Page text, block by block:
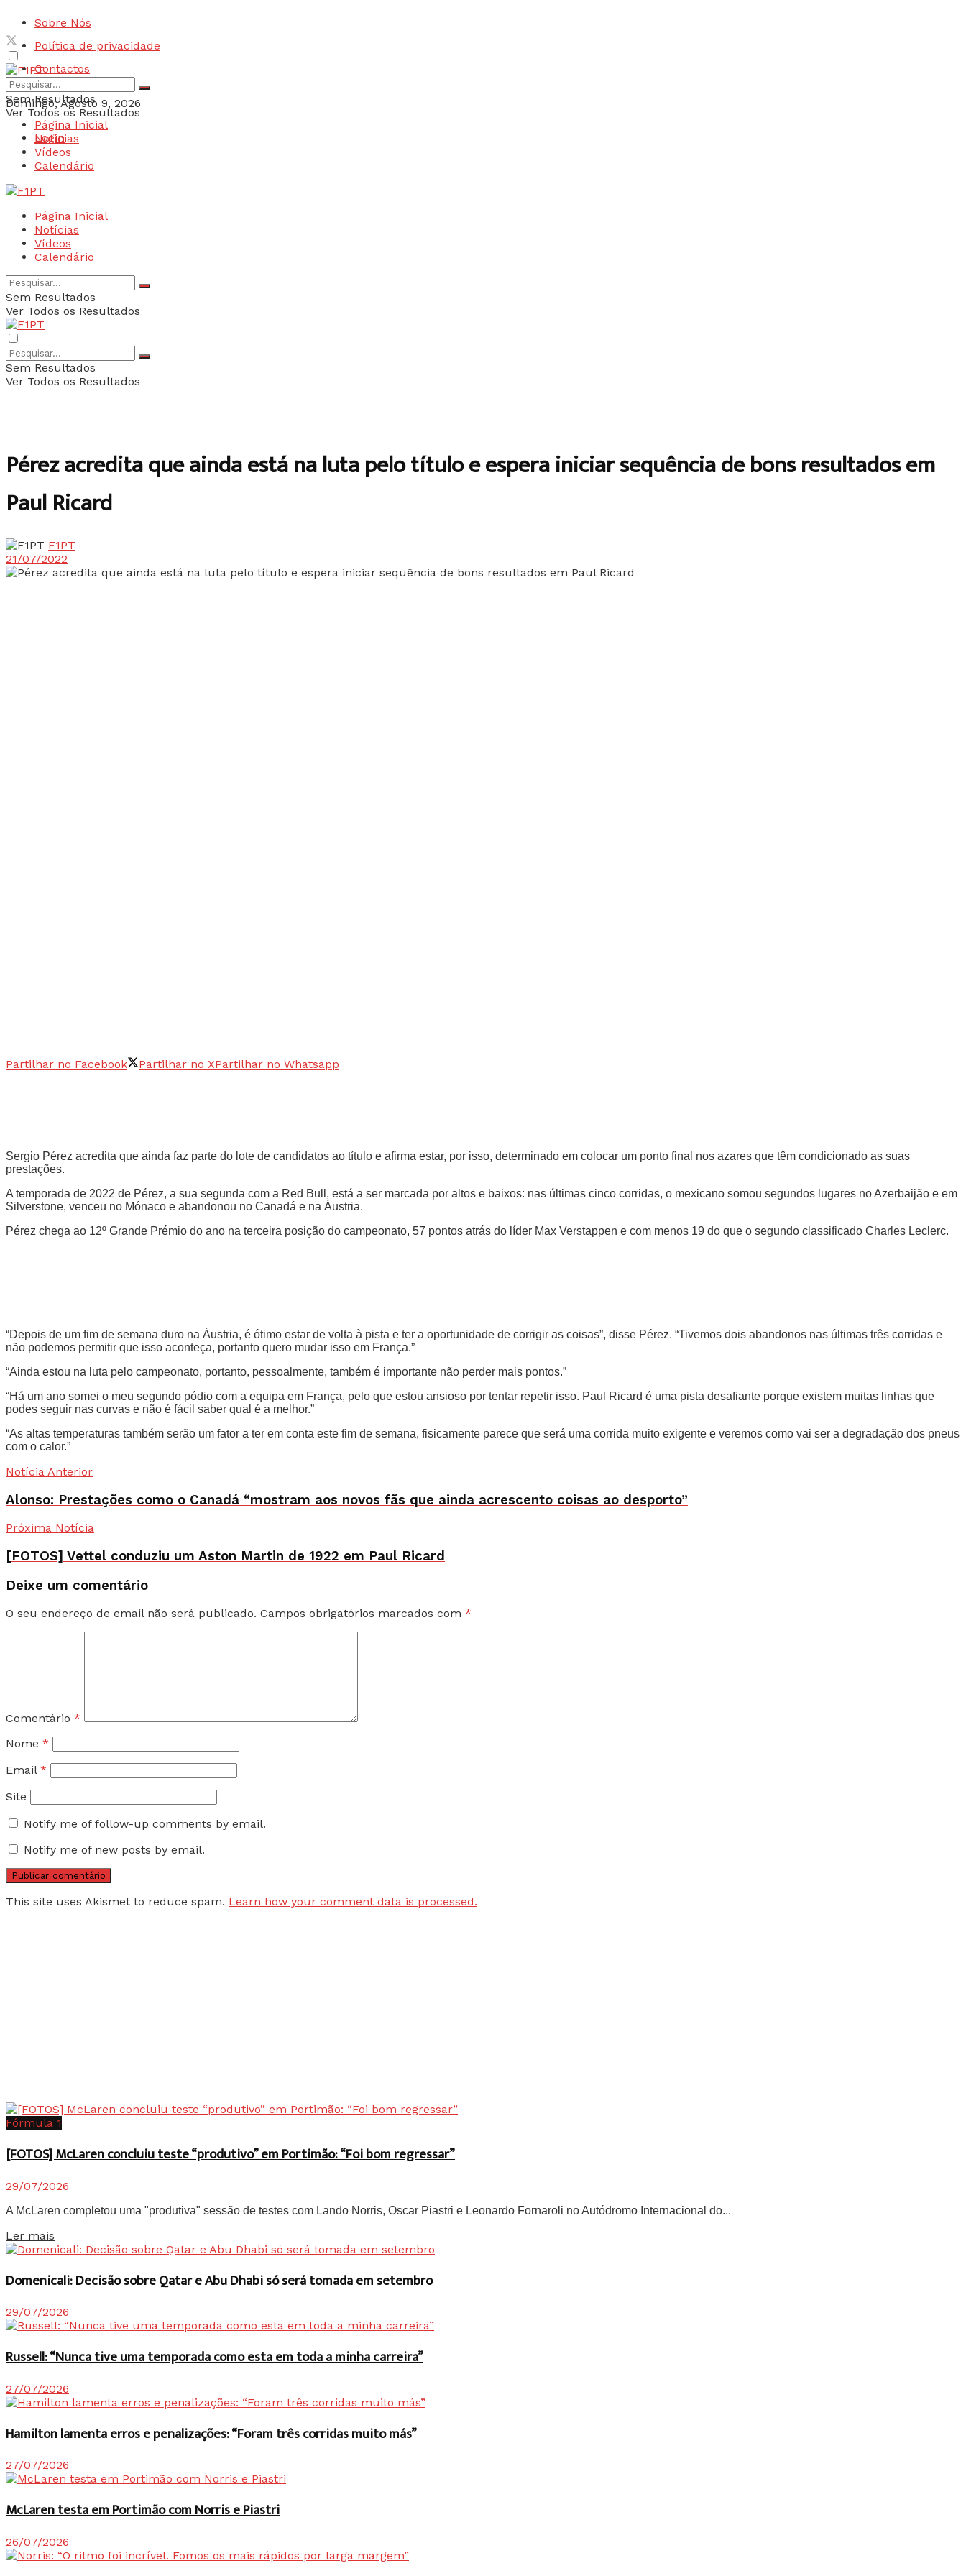
Sobre Nós
Política de privacidade
Contactos
Domingo, Agosto 9, 2026
Login
Sem Resultados
Ver Todos os Resultados
Página Inicial
Notícias
Vídeos
Calendário
Página Inicial
Notícias
Vídeos
Calendário
Sem Resultados
Ver Todos os Resultados
Sem Resultados
Ver Todos os Resultados
Pérez acredita que ainda está na luta pelo título e espera iniciar sequência de bons resultados em
Paul Ricard
F1PT
21/07/2022
Partilhar no Facebook Partilhar no XPartilhar no Whatsapp
Sergio Pérez acredita que ainda faz parte do lote de candidatos ao título e afirma estar, por isso, determinado em colocar um ponto final nos azares que têm condicionado as suas
prestações.
A temporada de 2022 de Pérez, a sua segunda com a Red Bull, está a ser marcada por altos e baixos: nas últimas cinco corridas, o mexicano somou segundos lugares no Azerbaijão e em
Silverstone, venceu no Mónaco e abandonou no Canadá e na Áustria.
Pérez chega ao 12º Grande Prémio do ano na terceira posição do campeonato, 57 pontos atrás do líder Max Verstappen e com menos 19 do que o segundo classificado Charles Leclerc.
“Depois de um fim de semana duro na Áustria, é ótimo estar de volta à pista e ter a oportunidade de corrigir as coisas”, disse Pérez. “Tivemos dois abandonos nas últimas três corridas e
não podemos permitir que isso aconteça, portanto quero mudar isso em França.”
“Ainda estou na luta pelo campeonato, portanto, pessoalmente, também é importante não perder mais pontos.”
“Há um ano somei o meu segundo pódio com a equipa em França, pelo que estou ansioso por tentar repetir isso. Paul Ricard é uma pista desafiante porque existem muitas linhas que
podes seguir nas curvas e não é fácil saber qual é a melhor.”
“As altas temperaturas também serão um fator a ter em conta este fim de semana, fisicamente parece que será uma corrida muito exigente e veremos como vai ser a degradação dos pneus
com o calor.”
Notícia Anterior
Alonso: Prestações como o Canadá “mostram aos novos fãs que ainda acrescento coisas ao desporto”
Próxima Notícia
[FOTOS] Vettel conduziu um Aston Martin de 1922 em Paul Ricard
Deixe um comentário
O seu endereço de email não será publicado. Campos obrigatórios marcados com *
Comentário *
Nome *
Email *
Site
Notify me of follow-up comments by email.
Notify me of new posts by email.
This site uses Akismet to reduce spam. Learn how your comment data is processed.
Fórmula 1
[FOTOS] McLaren concluiu teste “produtivo” em Portimão: “Foi bom regressar”
29/07/2026
A McLaren completou uma "produtiva" sessão de testes com Lando Norris, Oscar Piastri e Leonardo Fornaroli no Autódromo Internacional do...
Ler mais
Domenicali: Decisão sobre Qatar e Abu Dhabi só será tomada em setembro
29/07/2026
Russell: “Nunca tive uma temporada como esta em toda a minha carreira”
27/07/2026
Hamilton lamenta erros e penalizações: “Foram três corridas muito más”
27/07/2026
McLaren testa em Portimão com Norris e Piastri
26/07/2026